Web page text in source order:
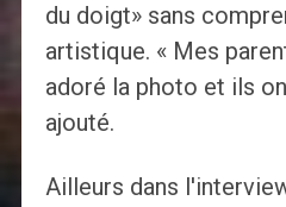
du doigt» sans
artistique. « Mes
adoré la photo et ils
ajouté.
Ailleurs dans